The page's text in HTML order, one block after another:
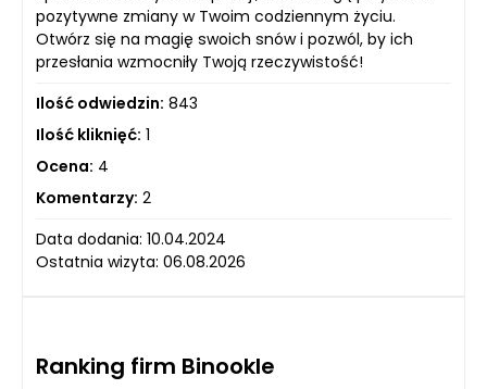
pozytywne zmiany w Twoim codziennym życiu.
Otwórz się na magię swoich snów i pozwól, by ich
przesłania wzmocniły Twoją rzeczywistość!
Ilość odwiedzin: 843
Ilość kliknięć: 1
Ocena: 4
Komentarzy: 2
Data dodania: 10.04.2024
Ostatnia wizyta: 06.08.2026
Ranking firm Binookle